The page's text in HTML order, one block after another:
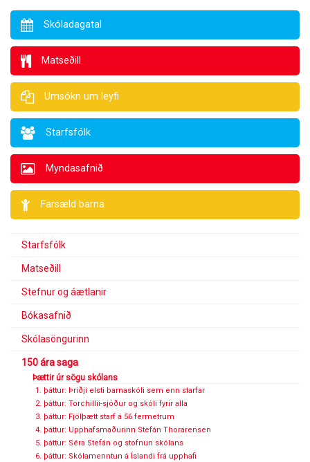
Skóladagatal
Matseðill
Umsókn um leyfi
Starfsfólk
Myndasafnið
Farsæld barna
Starfsfólk
Matseðill
Stefnur og áætlanir
Bókasafnið
Skólasöngurinn
150 ára saga
Þættir úr sögu skólans
1. þáttur: Þriðji elsti barnaskóli sem enn starfar
2. þáttur: Torchillii-sjóður og skóli fyrir alla
3. þáttur: Fjölþætt starf á 56 fermetrum
4. þáttur: Upphafsmaðurinn Stefán Thorarensen
5. þáttur: Séra Stefán og stofnun skólans
6. þáttur: Skólamenntun á Íslandi frá upphafi